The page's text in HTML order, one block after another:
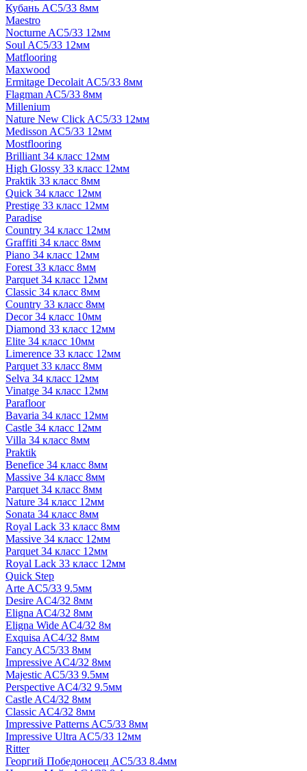
Кубань AC5/33 8мм
Maestro
Nocturne AC5/33 12мм
Soul AC5/33 12мм
Matflooring
Maxwood
Ermitage Decolait AC5/33 8мм
Flagman AC5/33 8мм
Millenium
Nature New Click AC5/33 12мм
Medisson AC5/33 12мм
Mostflooring
Brilliant 34 класс 12мм
High Glossy 33 класс 12мм
Praktik 33 класс 8мм
Quick 34 класс 12мм
Prestige 33 класс 12мм
Paradise
Country 34 класс 12мм
Graffiti 34 класс 8мм
Piano 34 класс 12мм
Forest 33 класс 8мм
Parquet 34 класс 12мм
Classic 34 класс 8мм
Country 33 класс 8мм
Decor 34 класс 10мм
Diamond 33 класс 12мм
Elite 34 класс 10мм
Limerence 33 класс 12мм
Parquet 33 класс 8мм
Selva 34 класс 12мм
Vinatge 34 класс 12мм
Parafloor
Bavaria 34 класс 12мм
Castle 34 класс 12мм
Villa 34 класс 8мм
Praktik
Benefice 34 класс 8мм
Massive 34 класс 8мм
Parquet 34 класс 8мм
Nature 34 класс 12мм
Sonata 34 класс 8мм
Royal Lack 33 класс 8мм
Massive 34 класс 12мм
Parquet 34 класс 12мм
Royal Lack 33 класс 12мм
Quick Step
Arte AC5/33 9.5мм
Desire AC4/32 8мм
Eligna AC4/32 8мм
Eligna Wide AC4/32 8м
Exquisa AC4/32 8мм
Fancy AC5/33 8мм
Impressive AC4/32 8мм
Majestic AC5/33 9.5мм
Perspective AC4/32 9.5мм
Castle AC4/32 8мм
Classic AC4/32 8мм
Impressive Patterns AC5/33 8мм
Impressive Ultra AC5/33 12мм
Ritter
Георгий Победоносец AC5/33 8.4мм